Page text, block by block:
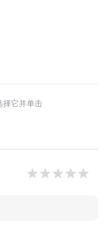
择它并单击